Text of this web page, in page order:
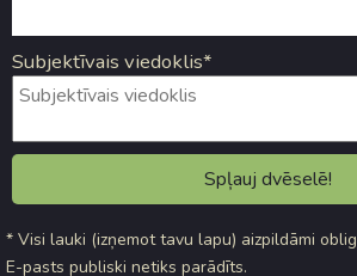
Subjektīvais viedoklis*
* Visi lauki (izņemot tavu lapu) aizpildāmi
E-pasts publiski netiks parādīts.